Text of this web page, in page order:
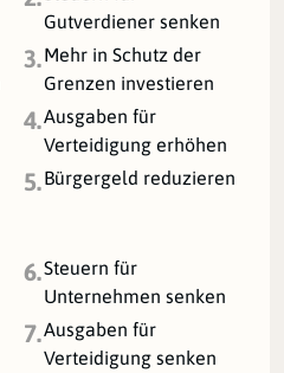
Gutverdiener senken
3.Mehr in Schutz der
Grenzen investieren
4.Ausgaben für
Verteidigung erhöhen
5.Bürgergeld reduzieren
6.Steuern für
Unternehmen senken
7.Ausgaben für
Verteidigung senken